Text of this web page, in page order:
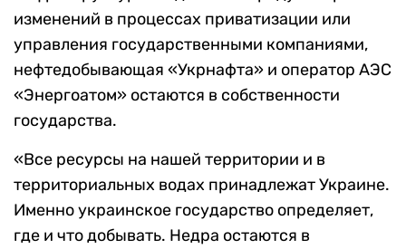
изменений в процессах приватизации или
управления государственными компаниями,
нефтедобывающая «Укрнафта» и оператор АЭС
«Энергоатом» остаются в собственности
государства.
«Все ресурсы на нашей территории и в
территориальных водах принадлежат Украине.
Именно украинское государство определяет,
где и что добывать. Недра остаются в